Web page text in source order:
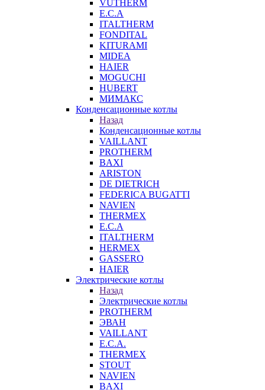
VUTHERM
E.C.A
ITALTHERM
FONDITAL
KITURAMI
MIDEA
HAIER
MOGUCHI
HUBERT
МИМАКС
Конденсационные котлы
Назад
Конденсационные котлы
VAILLANT
PROTHERM
BAXI
ARISTON
DE DIETRICH
FEDERICA BUGATTI
NAVIEN
THERMEX
E.C.A
ITALTHERM
HERMEX
GASSERO
HAIER
Электрические котлы
Назад
Электрические котлы
PROTHERM
ЭВАН
VAILLANT
E.C.A.
THERMEX
STOUT
NAVIEN
BAXI